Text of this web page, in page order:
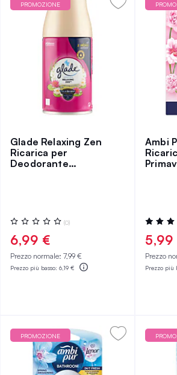
PROMOZIONE
Glade Relaxing Zen
Ricarica per
Deodorante
Valutazione:
0%
(0)
6,99 €
Prezzo normale: 7,99 €
Prezzo più basso: 6,19 €
Ambi
100%
5,99
Prezzo
Prezzo più
PROMOZIONE